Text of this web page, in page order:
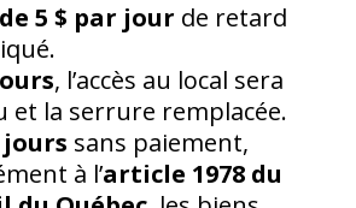
5 $ par jour de retard
, l’accès au local sera
et la serrure remplacée.
jours sans paiement,
à l’article 1978 du